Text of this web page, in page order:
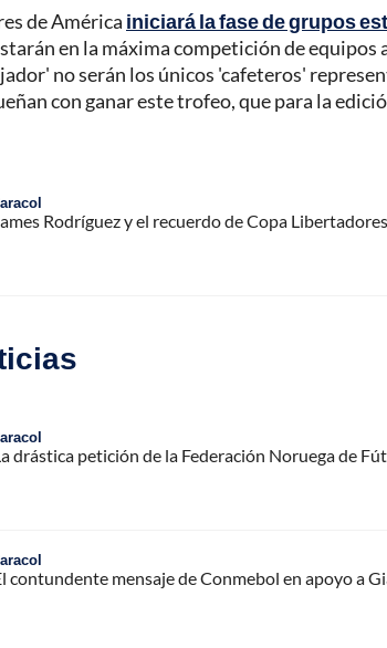
de América iniciará la fase de grupos
en la máxima competición de
no serán los únicos 'cafeteros'
con ganar este trofeo, que para la
Rodríguez y el recuerdo de Copa
drástica petición de la Federación Noruega de
contundente mensaje de Conmebol en apoyo a